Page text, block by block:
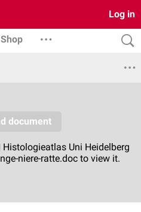
Log in
Shop